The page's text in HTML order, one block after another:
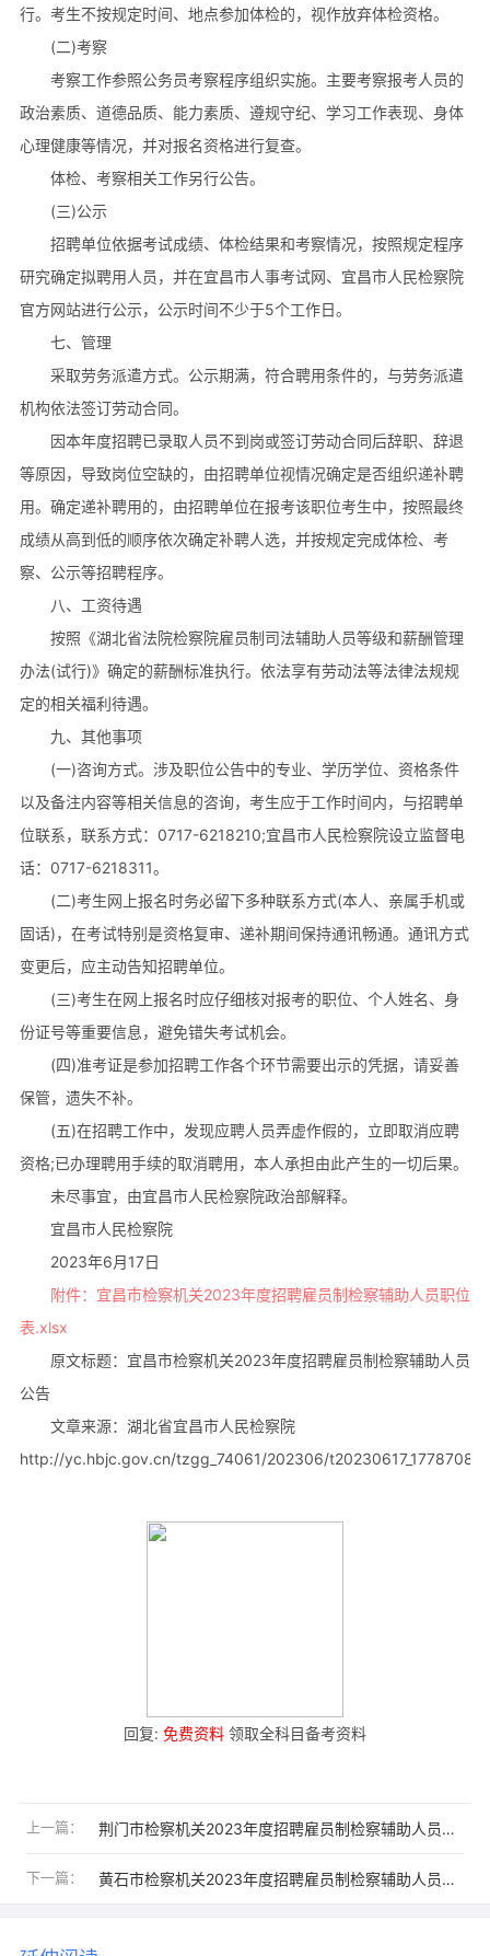
行。考生不按规定时间、地点参加体检的，视作放弃体检资格。
(二)考察
考察工作参照公务员考察程序组织实施。主要考察报考人员的
政治素质、道德品质、能力素质、遵规守纪、学习工作表现、身体
心理健康等情况，并对报名资格进行复查。
体检、考察相关工作另行公告。
(三)公示
招聘单位依据考试成绩、体检结果和考察情况，按照规定程序
研究确定拟聘用人员，并在宜昌市人事考试网、宜昌市人民检察院
官方网站进行公示，公示时间不少于5个工作日。
七、管理
采取劳务派遣方式。公示期满，符合聘用条件的，与劳务派遣
机构依法签订劳动合同。
因本年度招聘已录取人员不到岗或签订劳动合同后辞职、辞退
等原因，导致岗位空缺的，由招聘单位视情况确定是否组织递补聘
用。确定递补聘用的，由招聘单位在报考该职位考生中，按照最终
成绩从高到低的顺序依次确定补聘人选，并按规定完成体检、考
察、公示等招聘程序。
八、工资待遇
按照《湖北省法院检察院雇员制司法辅助人员等级和薪酬管理
办法(试行)》确定的薪酬标准执行。依法享有劳动法等法律法规规
定的相关福利待遇。
九、其他事项
(一)咨询方式。涉及职位公告中的专业、学历学位、资格条件
以及备注内容等相关信息的咨询，考生应于工作时间内，与招聘单
位联系，联系方式：0717-6218210;宜昌市人民检察院设立监督电
话：0717-6218311。
(二)考生网上报名时务必留下多种联系方式(本人、亲属手机或
固话)，在考试特别是资格复审、递补期间保持通讯畅通。通讯方式
变更后，应主动告知招聘单位。
(三)考生在网上报名时应仔细核对报考的职位、个人姓名、身
份证号等重要信息，避免错失考试机会。
(四)准考证是参加招聘工作各个环节需要出示的凭据，请妥善
保管，遗失不补。
(五)在招聘工作中，发现应聘人员弄虚作假的，立即取消应聘
资格;已办理聘用手续的取消聘用，本人承担由此产生的一切后果。
未尽事宜，由宜昌市人民检察院政治部解释。
宜昌市人民检察院
2023年6月17日
附件：宜昌市检察机关2023年度招聘雇员制检察辅助人员职位
表.xlsx
原文标题：宜昌市检察机关2023年度招聘雇员制检察辅助人员
公告
文章来源：湖北省宜昌市人民检察院
http://yc.hbjc.gov.cn/tzgg_74061/202306/
回复: 免费资料 领取全科目备考资料
上一篇： 荆门市检察机关2023年度招聘雇员制检察辅助人员公告【19人】
下一篇： 黄石市检察机关2023年度招聘雇员制检察辅助人员公告【21人】